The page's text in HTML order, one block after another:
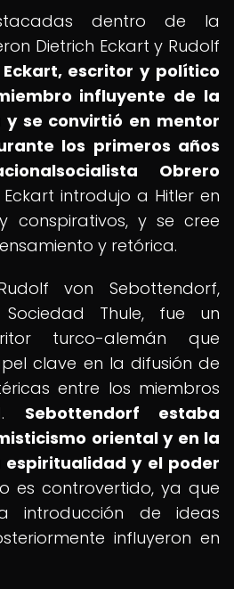
dentro de la
Dietrich Eckart y Rudolf
Eckart, escritor y político
influyente de la
se convirtió en mentor
los primeros años
Obrero
Eckart introdujo a Hitler en
conspirativos, y se cree
y retórica.
von Sebottendorf,
Thule, fue un
turco-alemán que
clave en la difusión de
entre los miembros
Sebottendorf estaba
oriental y en la
espiritualidad y el poder
es controvertido, ya que
introducción de ideas
influyeron en